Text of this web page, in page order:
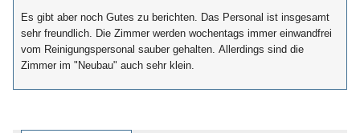
Es gibt aber noch Gutes zu berichten. Das Personal ist insgesamt
sehr freundlich. Die Zimmer werden wochentags immer einwandfrei
vom Reinigungspersonal sauber gehalten. Allerdings sind die
Zimmer im "Neubau" auch sehr klein.